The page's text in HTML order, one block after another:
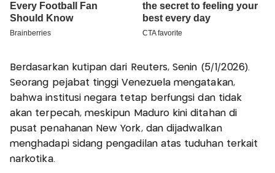
Berdasarkan kutipan dari Reuters, Senin (5/1/2026).
Seorang pejabat tinggi Venezuela mengatakan,
bahwa institusi negara tetap berfungsi dan tidak
akan terpecah, meskipun Maduro kini ditahan di
pusat penahanan New York, dan dijadwalkan
menghadapi sidang pengadilan atas tuduhan terkait
narkotika.